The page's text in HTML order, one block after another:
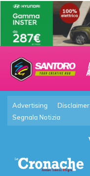
Advertising Disclaimer
Segnala Notizia